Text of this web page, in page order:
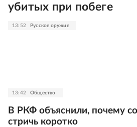
13:52 Русское оружие
убитых при побеге
13:42 Общество
В РКФ объяснили, почему
стричь коротко